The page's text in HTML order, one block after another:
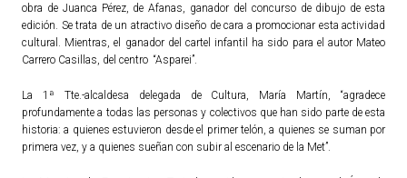
obra de Juanca Pérez, de Afanas, ganador del concurso de dibujo de esta
edición. Se trata de un atractivo diseño de cara a promocionar esta actividad
cultural. Mientras, el ganador del cartel infantil ha sido para el autor Mateo
Carrero Casillas, del centro “Asparei”.
La 1ª Tte.-alcaldesa delegada de Cultura, María Martín, “agradece
profundamente a todas las personas y colectivos que han sido parte de esta
historia: a quienes estuvieron desde el primer telón, a quienes se suman por
primera vez, y a quienes sueñan con subir al escenario de la Met”.